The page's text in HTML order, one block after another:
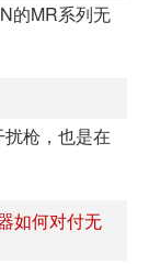
的MR系列无
枪，也是在
如何对付无